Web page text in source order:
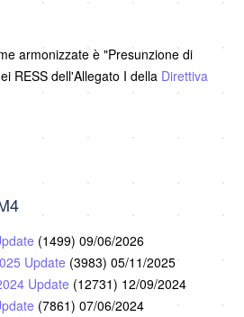
armonizzate è "Presunzione di
RESS dell'Allegato I della Direttiva
(1499) 09/06/2026
Update (3983) 05/11/2025
Update (12731) 12/09/2024
(7861) 07/06/2024